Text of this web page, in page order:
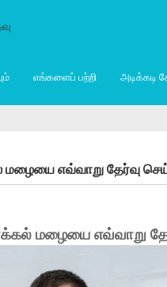
எங்களைப் பற்றி அடிக்கடி
எவ்வாறு தேர்வு
மழையை எவ்வாறு